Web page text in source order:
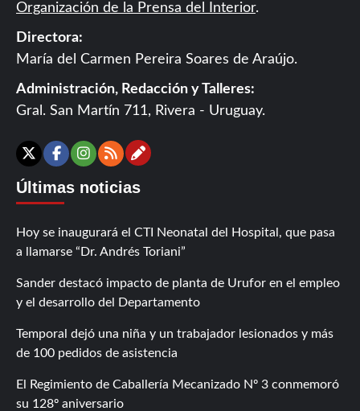
Organización de la Prensa del Interior.
Directora:
María del Carmen Pereira Soares de Araújo.
Administración, Redacción y Talleres:
Gral. San Martín 711, Rivera - Uruguay.
X Facebook
Instagram
RSSContáctanos
Últimas noticias
Hoy se inaugurará el CTI Neonatal del Hospital, que pasa
a llamarse “Dr. Andrés Toriani”
Sander destacó impacto de planta de Urufor en el empleo
y el desarrollo del Departamento
Temporal dejó una niña y un trabajador lesionados y más
de 100 pedidos de asistencia
El Regimiento de Caballería Mecanizado Nº 3 conmemoró
su 128º aniversario